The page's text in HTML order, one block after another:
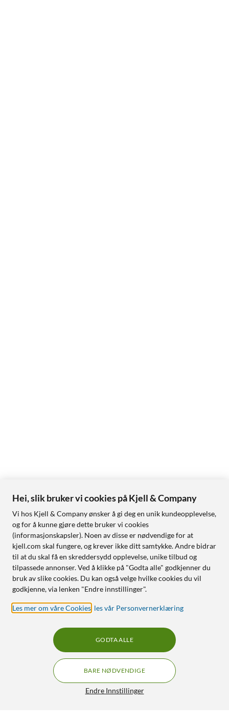
Hei, slik bruker vi cookies på Kjell & Company
Vi hos Kjell & Company ønsker å gi deg en unik kundeopplevelse,
og for å kunne gjøre dette bruker vi cookies
(informasjonskapsler). Noen av disse er nødvendige for at
kjell.com skal fungere, og krever ikke ditt samtykke. Andre bidrar
til at du skal få en skreddersydd opplevelse, unike tilbud og
tilpassede annonser. Ved å klikke på "Godta alle" godkjenner du
bruk av slike cookies. Du kan også velge hvilke cookies du vil
godkjenne, via lenken "Endre innstillinger".
Les mer om våre Cookies les vår Personvernerklæring
Endre Innstillinger
BARE NØDVENDIGE
GODTA ALLE